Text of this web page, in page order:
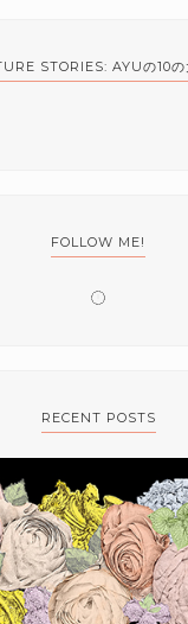
STORIES: AYUの10の
FOLLOW ME!
RECENT POSTS